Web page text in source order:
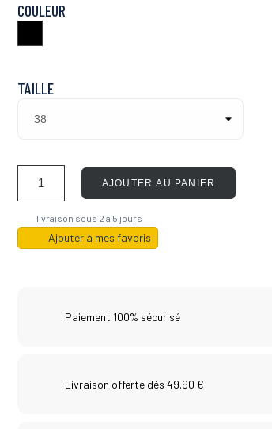
COULEUR
TAILLE
AJOUTER AU PANIER
livraison sous 2 à 5 jours
Ajouter à mes favoris
Paiement 100% sécurisé
Livraison offerte dès 49.90 €